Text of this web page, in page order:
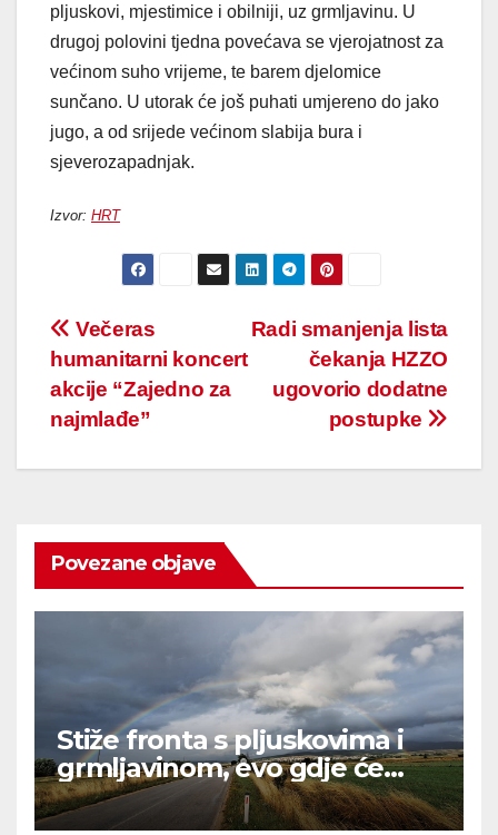
pljuskovi, mjestimice i obilniji, uz grmljavinu. U
drugoj polovini tjedna povećava se vjerojatnost za
većinom suho vrijeme, te barem djelomice
sunčano. U utorak će još puhati umjereno do jako
jugo, a od srijede većinom slabija bura i
sjeverozapadnjak.
Izvor: HRT
Post
navigation
Radi smanjenja lista
čekanja HZZO
ugovorio dodatne
postupke
Večeras
humanitarni koncert
akcije “Zajedno za
najmlađe”
Povezane objave
Stiže fronta s pljuskovima i
grmljavinom, evo gdje će
najviše osvježiti